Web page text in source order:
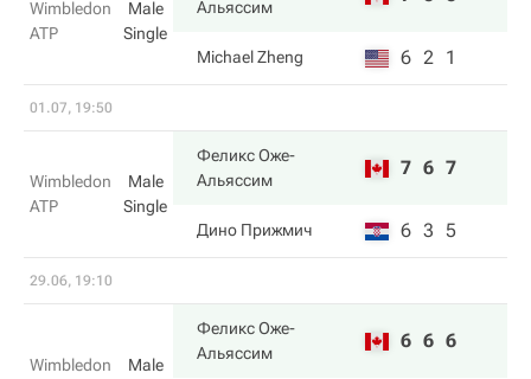
Wimbledon
ATP
Male
Single
Альяссим
Michael Zheng 6 2 1
01.07, 19:50
Wimbledon
ATP
Male
Single
Феликс Оже-
Альяссим
7 6 7
Дино Прижмич 6 3 5
29.06, 19:10
Wimbledon
Male
Феликс Оже-
Альяссим
6 6 6